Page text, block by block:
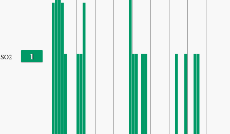
SO2 1